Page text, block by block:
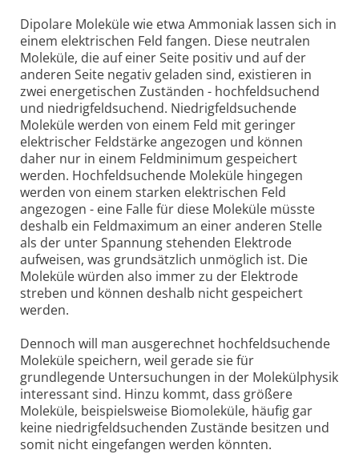
Dipolare Moleküle wie etwa Ammoniak lassen sich in
einem elektrischen Feld fangen. Diese neutralen
Moleküle, die auf einer Seite positiv und auf der
anderen Seite negativ geladen sind, existieren in
zwei energetischen Zuständen - hochfeldsuchend
und niedrigfeldsuchend. Niedrigfeldsuchende
Moleküle werden von einem Feld mit geringer
elektrischer Feldstärke angezogen und können
daher nur in einem Feldminimum gespeichert
werden. Hochfeldsuchende Moleküle hingegen
werden von einem starken elektrischen Feld
angezogen - eine Falle für diese Moleküle müsste
deshalb ein Feldmaximum an einer anderen Stelle
als der unter Spannung stehenden Elektrode
aufweisen, was grundsätzlich unmöglich ist. Die
Moleküle würden also immer zu der Elektrode
streben und können deshalb nicht gespeichert
werden.
Dennoch will man ausgerechnet hochfeldsuchende
Moleküle speichern, weil gerade sie für
grundlegende Untersuchungen in der Molekülphysik
interessant sind. Hinzu kommt, dass größere
Moleküle, beispielsweise Biomoleküle, häufig gar
keine niedrigfeldsuchenden Zustände besitzen und
somit nicht eingefangen werden könnten.